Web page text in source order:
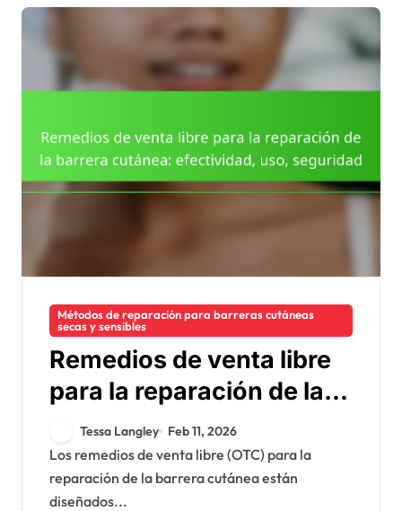
Métodos de reparación para barreras cutáneas
secas y sensibles
Remedios de venta libre
para la reparación de la
barrera cutánea:
efectividad, uso,
seguridad
Tessa Langley Feb 11, 2026
Los remedios de venta libre (OTC) para la
reparación de la barrera cutánea están
diseñados...